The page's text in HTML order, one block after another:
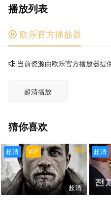
播放列表
 欧乐官方播放器
当前资源由欧乐官方播放器提
超清播放
猜你喜欢
VIP
超清 8.0
超清
超清